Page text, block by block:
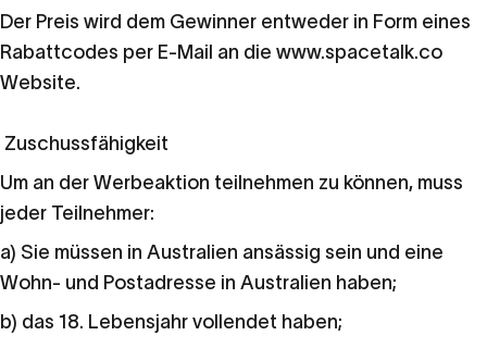
Der Preis wird dem Gewinner entweder in Form eines
Rabattcodes per E-Mail an die www.spacetalk.co
Website.
Zuschussfähigkeit
Um an der Werbeaktion teilnehmen zu können, muss
jeder Teilnehmer:
a) Sie müssen in Australien ansässig sein und eine
Wohn- und Postadresse in Australien haben;
b) das 18. Lebensjahr vollendet haben;